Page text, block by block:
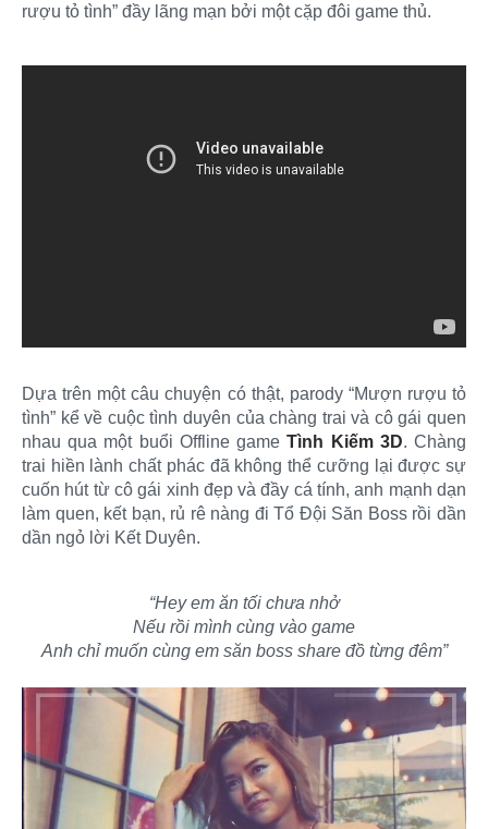
rượu tỏ tình” đầy lãng mạn bởi một cặp đôi game thủ.
Dựa trên một câu chuyện có thật, parody “Mượn rượu tỏ
tình” kể về cuộc tình duyên của chàng trai và cô gái quen
nhau qua một buổi Offline gameTình Kiếm 3D. Chàng
trai hiền lành chất phác đã không thể cưỡng lại được sự
cuốn hút từ cô gái xinh đẹp và đầy cá tính, anh mạnh dạn
làm quen, kết bạn, rủ rê nàng đi Tổ Đội Săn Boss rồi dần
dần ngỏ lời Kết Duyên.​
“Hey em ăn tối chưa nhở
Nếu rồi mình cùng vào game
Anh chỉ muốn cùng em săn boss share đồ từng đêm”